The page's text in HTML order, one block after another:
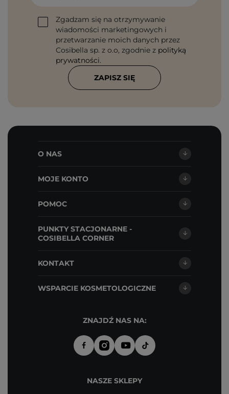
Zgadzam się na otrzymywanie
wiadomości marketingowych i
przetwarzanie moich danych przez
Cosibella sp. z o.o, zgodnie z polityką
prywatności.
ZAPISZ SIĘ
O NAS
MOJE KONTO
POMOC
PUNKTY STACJONARNE -
COSIBELLA CORNER
KONTAKT
WSPARCIE KOSMETOLOGICZNE
ZNAJDŹ NAS NA:
NASZE SKLEPY